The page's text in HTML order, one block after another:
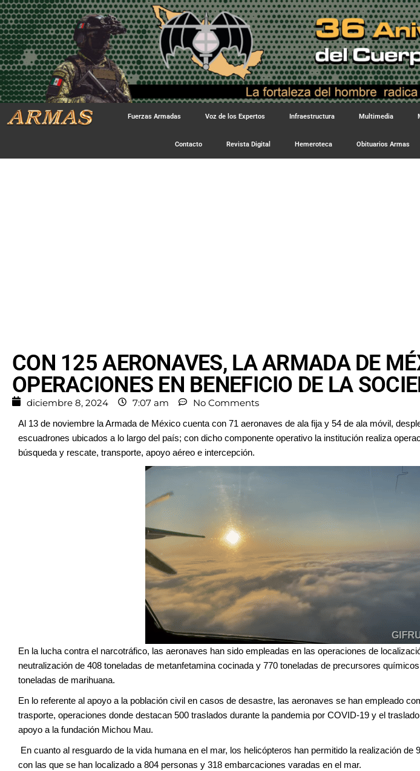
Fuerzas Armadas Voz de los Expertos Infraestructura Multimedia
Contacto Revista Digital Hemeroteca Obituarios Armas
CON 125 AERONAVES, LA ARMADA DE
OPERACIONES EN BENEFICIO DE LA
diciembre 8, 2024 7:07 am No Comments
Al 13 de noviembre la Armada de México cuenta con 71 aeronaves de ala fija y 54 de ala móvil,
escuadrones ubicados a lo largo del país; con dicho componente operativo la institución realiza
búsqueda y rescate, transporte, apoyo aéreo e intercepción.
En la lucha contra el narcotráfico, las aeronaves han sido empleadas en las operaciones de
neutralización de 408 toneladas de metanfetamina cocinada y 770 toneladas de precursores
toneladas de marihuana.
En lo referente al apoyo a la población civil en casos de desastre, las aeronaves se han empleado
trasporte, operaciones donde destacan 500 traslados durante la pandemia por COVID-19 y el
apoyo a la fundación Michou Mau.
En cuanto al resguardo de la vida humana en el mar, los helicópteros han permitido la realización de
con las que se han localizado a 804 personas y 318 embarcaciones varadas en el mar.